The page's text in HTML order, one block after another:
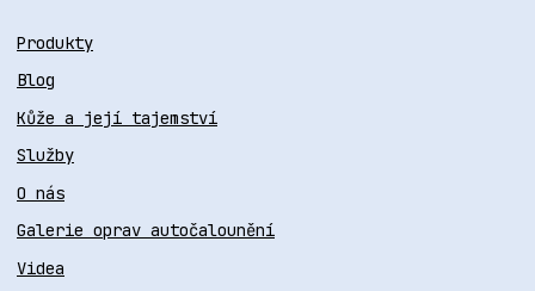
Produkty
Blog
Kůže a její tajemství
Služby
O nás
Galerie oprav autočalounění
Videa